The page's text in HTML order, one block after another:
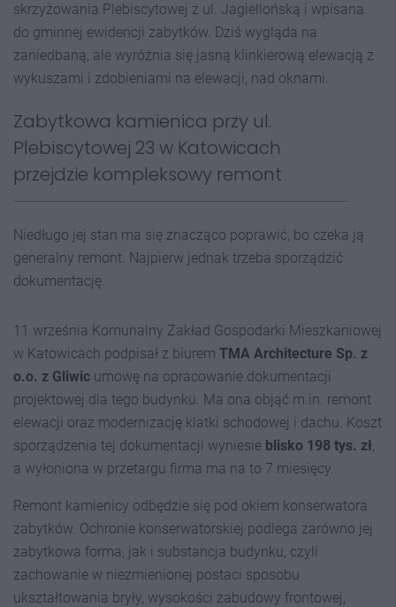
skrzyżowania Plebiscytowej z ul. Jagiellońską i wpisana
do gminnej ewidencji zabytków. Dziś wygląda na
zaniedbaną, ale wyróżnia się jasną klinkierową elewacją z
wykuszami i zdobieniami na elewacji, nad oknami.
Zabytkowa kamienica przy ul.
Plebiscytowej 23 w Katowicach
przejdzie kompleksowy remont
Niedługo jej stan ma się znacząco poprawić, bo czeka ją
generalny remont. Najpierw jednak trzeba sporządzić
dokumentację.
11 września Komunalny Zakład Gospodarki Mieszkaniowej
w Katowicach podpisał z biurem TMA Architecture Sp. z
o.o. z Gliwic umowę na opracowanie dokumentacji
projektowej dla tego budynku. Ma ona objąć m.in. remont
elewacji oraz modernizację klatki schodowej i dachu. Koszt
sporządzenia tej dokumentacji wyniesie blisko 198 tys. zł
a wyłoniona w przetargu firma ma na to 7 miesięcy.
Remont kamienicy odbędzie się pod okiem konserwatora
zabytków. Ochronie konserwatorskiej podlega zarówno jej
zabytkowa forma, jak i substancja budynku, czyli
zachowanie w niezmienionej postaci sposobu
ukształtowania bryły, wysokości zabudowy frontowej,